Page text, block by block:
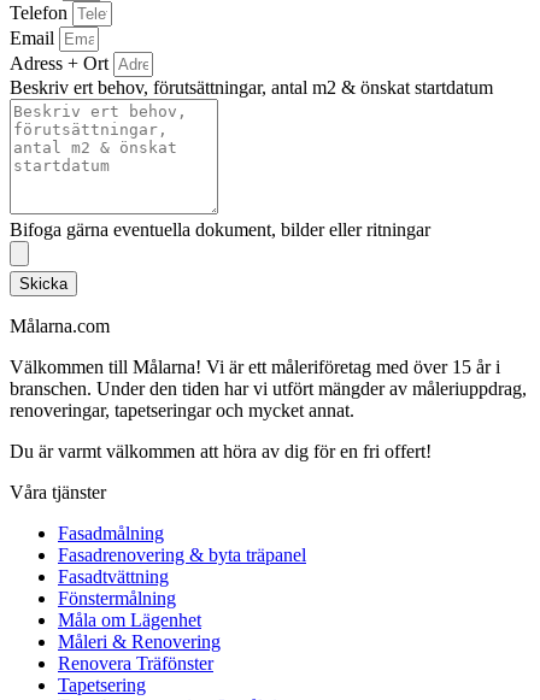
Telefon
Email
Adress + Ort
Beskriv ert behov, förutsättningar, antal m2 & önskat startdatum
Bifoga gärna eventuella dokument, bilder eller ritningar
Skicka
Målarna.com
Välkommen till Målarna! Vi är ett måleriföretag med över 15 år i
branschen. Under den tiden har vi utfört mängder av måleriuppdrag,
renoveringar, tapetseringar och mycket annat.
Du är varmt välkommen att höra av dig för en fri offert!
Våra tjänster
Fasadmålning
Fasadrenovering & byta träpanel
Fasadtvättning
Fönstermålning
Måla om Lägenhet
Måleri & Renovering
Renovera Träfönster
Tapetsering